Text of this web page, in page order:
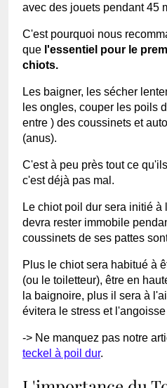
avec des jouets pendant 45
C'est pourquoi nous
que l'essentiel pour le
chiots.
Les baigner, les sécher
les ongles, couper les poils
entre ) des coussinets et
(anus).
C'est à peu près tout ce
c'est déjà pas mal.
Le chiot poil dur sera initié à
devra rester immobile
coussinets de ses pattes
Plus le chiot sera habitué à
(ou le toiletteur), être en
la baignoire, plus il sera à
évitera le stress et
-> Ne manquez pas notre
teckel à poil dur.